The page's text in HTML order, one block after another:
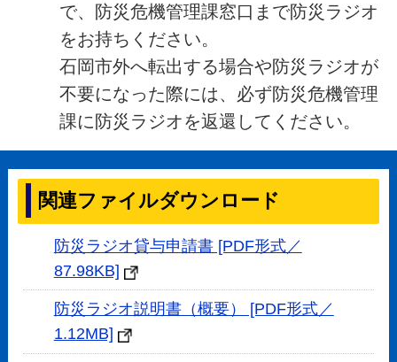
で、防災危機管理課窓口まで防災ラジオ
をお持ちください。
石岡市外へ転出する場合や防災ラジオが
不要になった際には、必ず防災危機管理
課に防災ラジオを返還してください。
関連ファイルダウンロード
防災ラジオ貸与申請書 [PDF形式／
87.98KB]
防災ラジオ説明書（概要） [PDF形式／
1.12MB]